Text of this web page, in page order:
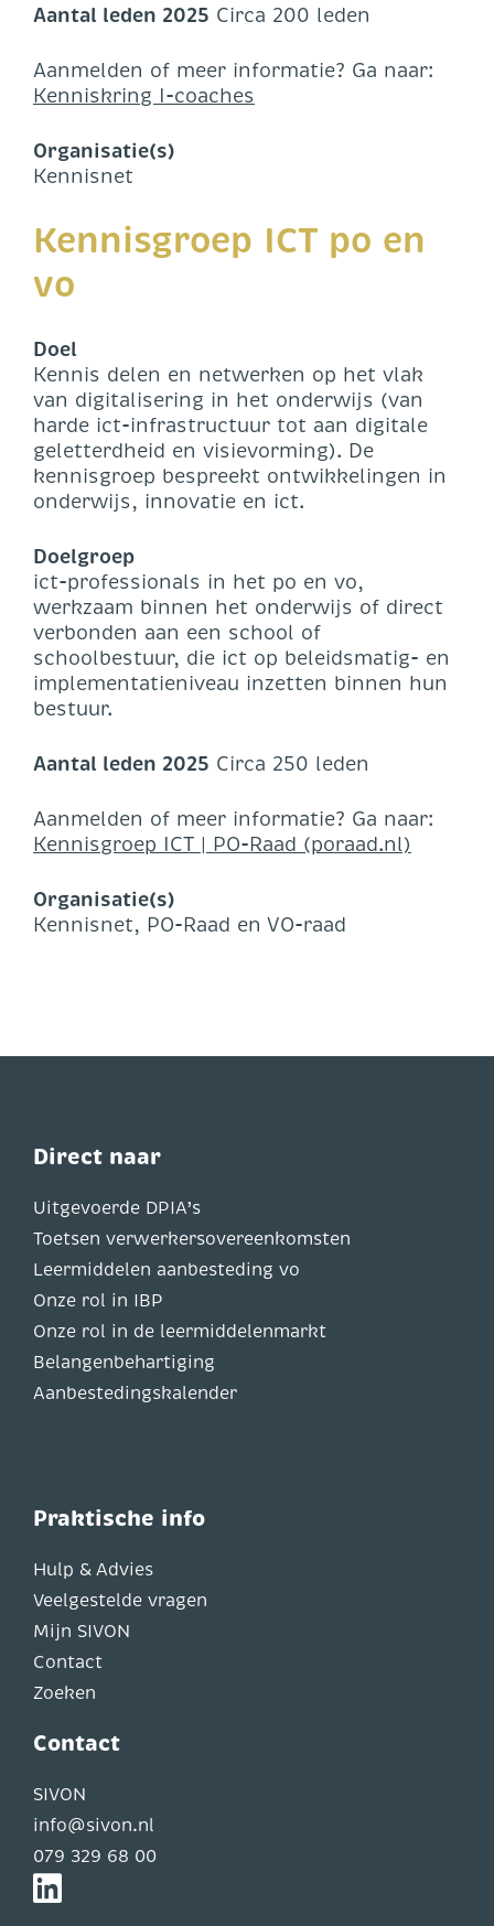
Aantal leden 2025 Circa 200 leden
Aanmelden of meer informatie? Ga naar:
Kenniskring I-coaches
Organisatie(s)
Kennisnet
Kennisgroep ICT po en
vo
Doel
Kennis delen en netwerken op het vlak
van digitalisering in het onderwijs (van
harde ict-infrastructuur tot aan digitale
geletterdheid en visievorming). De
kennisgroep bespreekt ontwikkelingen in
onderwijs, innovatie en ict.
Doelgroep
ict-professionals in het po en vo,
werkzaam binnen het onderwijs of direct
verbonden aan een school of
schoolbestuur, die ict op beleidsmatig- en
implementatieniveau inzetten binnen hun
bestuur.
Aantal leden 2025 Circa 250 leden
Aanmelden of meer informatie? Ga naar:
Kennisgroep ICT | PO-Raad (poraad.nl)
Organisatie(s)
Kennisnet, PO-Raad en VO-raad
Direct naar
Uitgevoerde DPIA’s
Toetsen verwerkersovereenkomsten
Leermiddelen aanbesteding vo
Onze rol in IBP
Onze rol in de leermiddelenmarkt
Belangenbehartiging
Aanbestedingskalender
Praktische info
Hulp & Advies
Veelgestelde vragen
Mijn SIVON
Contact
Zoeken
Contact
SIVON
info@sivon.nl
079 329 68 00